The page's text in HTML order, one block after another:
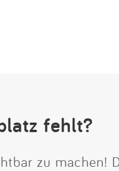
fehlt?
zu machen!